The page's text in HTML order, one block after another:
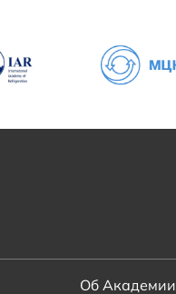
Об Академии